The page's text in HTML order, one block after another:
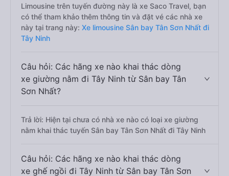
Limousine trên tuyến đường này là xe Saco Travel, bạn
có thể tham khảo thêm thông tin và đặt vé các nhà xe
này tại trang này: Xe limousine Sân bay Tân Sơn Nhất đi
Tây Ninh
Câu hỏi: Các hãng xe nào khai thác dòng
xe giường nằm đi Tây Ninh từ Sân bay Tân
Sơn Nhất?
Trả lời: Hiện tại chưa có nhà xe nào có loại xe giường
nằm khai thác tuyến Sân bay Tân Sơn Nhất đi Tây Ninh
Câu hỏi: Các hãng xe nào khai thác dòng
xe ghế ngồi đi Tây Ninh từ Sân bay Tân Sơn